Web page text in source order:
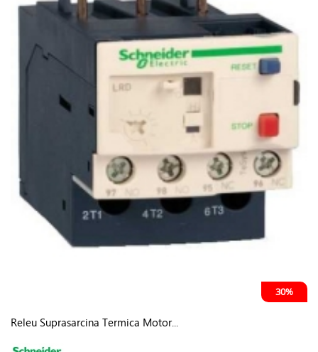
30%
Releu Suprasarcina Termica Motor...